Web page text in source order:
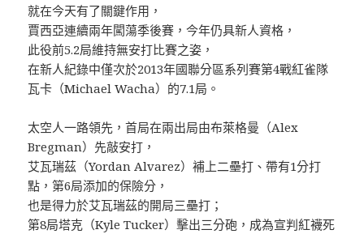
就在今天有了關鍵作用，
賈西亞連續兩年闖蕩季後賽，今年仍具新人資格，
此役前5.2局維持無安打比賽之姿，
在新人紀錄中僅次於2013年國聯分區系列賽第4戰紅雀隊
瓦卡（Michael Wacha）的7.1局。
太空人一路領先，首局在兩出局由布萊格曼（Alex
Bregman）先敲安打，
艾瓦瑞茲（Yordan Alvarez）補上二壘打、帶有1分打
點，第6局添加的保險分，
也是得力於艾瓦瑞茲的開局三壘打；
第8局塔克（Kyle Tucker）擊出三分砲，成為宣判紅襪死